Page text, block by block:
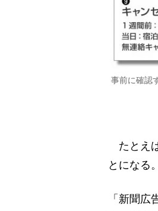
事前に確認
たとえ
とになる
「新聞